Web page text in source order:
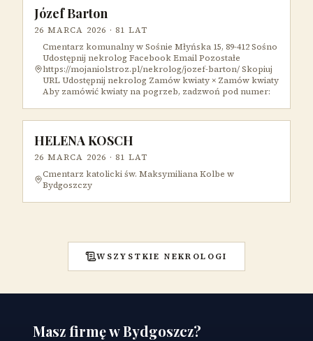
Józef Barton
26 MARCA 2026 · 81 LAT
Cmentarz komunalny w Sośnie Młyńska 15, 89-412 Sośno
Udostępnij nekrolog Facebook Email Pozostałe
https://mojaniolstroz.pl/nekrolog/jozef-barton/ Skopiuj
URL Udostępnij nekrolog Zamów kwiaty × Zamów kwiaty
Aby zamówić kwiaty na pogrzeb, zadzwoń pod numer:
HELENA KOSCH
26 MARCA 2026 · 81 LAT
Cmentarz katolicki św. Maksymiliana Kolbe w
Bydgoszczy
WSZYSTKIE NEKROLOGI
Masz firmę w Bydgoszcz?